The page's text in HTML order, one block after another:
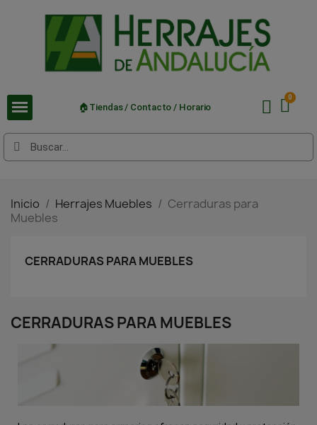
🏠Tiendas / Contacto / Horario
Inicio Herrajes Muebles
Cerraduras para
Muebles
CERRADURAS PARA MUEBLES
CERRADURAS PARA MUEBLES